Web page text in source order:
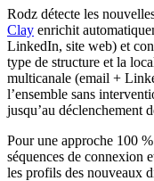
Rodz détecte les
Clay enrichit
LinkedIn, site web) et
type de structure et la
multicanale (email +
l’ensemble sans
jusqu’au déclenchement
Pour une approche 100
séquences de connexion
les profils des nouveaux